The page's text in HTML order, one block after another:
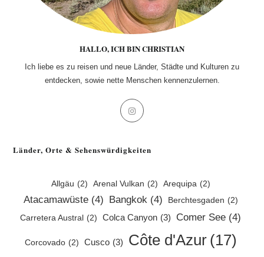
HALLO, ICH BIN CHRISTIAN
Ich liebe es zu reisen und neue Länder, Städte und Kulturen zu
entdecken, sowie nette Menschen kennenzulernen.
Opens
new
Länder, Orte & Sehenswürdigkeiten
Allgäu (2) Arenal Vulkan (2) Arequipa (2)
Atacamawüste (4) Bangkok (4) Berchtesgaden (2)
Carretera Austral (2) Colca Canyon (3) Comer See (4)
Corcovado (2) Cusco (3) Côte d'Azur (17)